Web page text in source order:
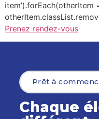
Prenez rendez-vous
Chaque
Prêt à